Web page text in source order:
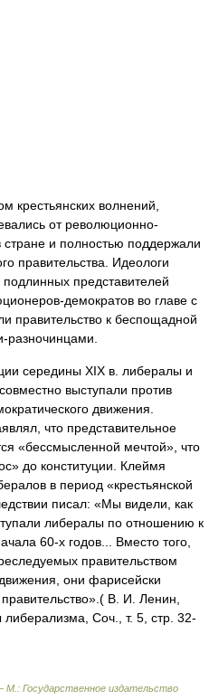
крестьянских волнений,
от революционно-
стране и полностью поддержали
правительства. Идеологи
представителей
демократов во главе с
правительство к беспощадной
разночинцами.
середины XIX в. либералы и
выступали против
движения.
что представительное
«бессмысленной мечтой», что
до конституции. Клеймя
в период «крестьянской
писал: «Мы видели, как
либералы по отношению к
60-х годов... Вместо того,
правительством
они фарисейски
В. И. Ленин,
Соч., т. 5, стр. 32-
М.: Государственное издательство